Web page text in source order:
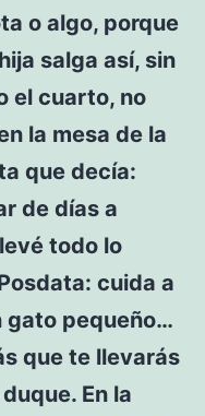
o algo, porque
salga así, sin
el cuarto, no
la mesa de la
que decía:
de días a
todo lo
cuida a
gato pequeño…
que te llevarás
En la